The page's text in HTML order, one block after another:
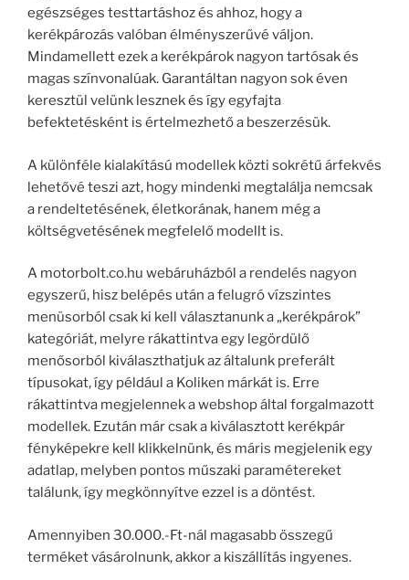
egészséges testtartáshoz és ahhoz, hogy a
kerékpározás valóban élményszerűvé váljon.
Mindamellett ezek a kerékpárok nagyon tartósak és
magas színvonalúak. Garantáltan nagyon sok éven
keresztül velünk lesznek és így egyfajta
befektetésként is értelmezhető a beszerzésük.
A különféle kialakítású modellek közti sokrétű árfekvés
lehetővé teszi azt, hogy mindenki megtalálja nemcsak
a rendeltetésének, életkorának, hanem még a
költségvetésének megfelelő modellt is.
A motorbolt.co.hu webáruházból a rendelés nagyon
egyszerű, hisz belépés után a felugró vízszintes
menüsorból csak ki kell választanunk a „kerékpárok”
kategóriát, melyre rákattintva egy legördülő
menősorból kiválaszthatjuk az általunk preferált
típusokat, így például a Koliken márkát is. Erre
rákattintva megjelennek a webshop által forgalmazott
modellek. Ezután már csak a kiválasztott kerékpár
fényképekre kell klikkelnünk, és máris megjelenik egy
adatlap, melyben pontos műszaki paramétereket
találunk, így megkönnyítve ezzel is a döntést.
Amennyiben 30.000.-Ft-nál magasabb összegű
terméket vásárolnunk, akkor a kiszállítás ingyenes.